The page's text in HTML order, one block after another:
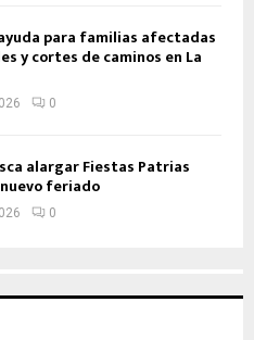
para familias afectadas
y cortes de caminos en La
0
alargar Fiestas Patrias
feriado
0